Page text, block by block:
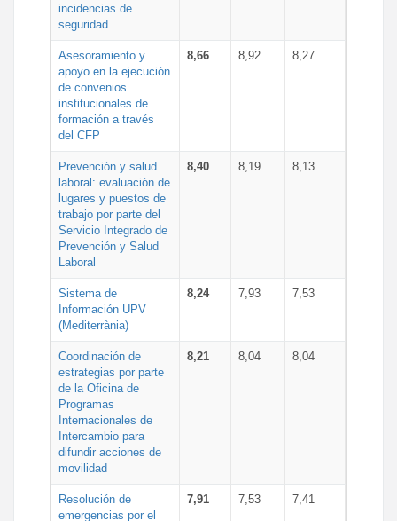
incidencias de
seguridad...
Asesoramiento y
apoyo en la ejecución
de convenios
institucionales de
formación a través
del CFP
8,66 8,92 8,27
Prevención y salud
laboral: evaluación de
lugares y puestos de
trabajo por parte del
Servicio Integrado de
Prevención y Salud
Laboral
8,40 8,19 8,13
Sistema de
Información UPV
(Mediterrània)
8,24 7,93 7,53
Coordinación de
estrategias por parte
de la Oficina de
Programas
Internacionales de
Intercambio para
difundir acciones de
movilidad
8,21 8,04 8,04
Resolución de
emergencias por el
7,91 7,53 7,41